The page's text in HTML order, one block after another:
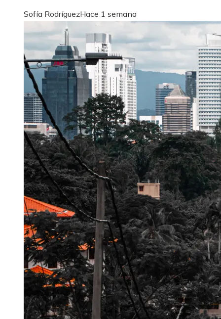
Sofía RodríguezHace 1 semana